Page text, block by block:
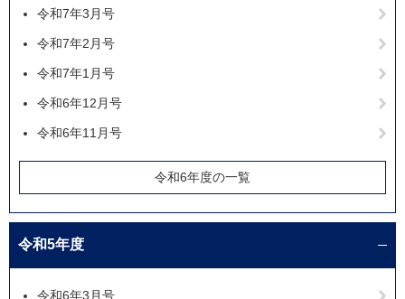
令和7年3月号
令和7年2月号
令和7年1月号
令和6年12月号
令和6年11月号
令和6年度の一覧
令和5年度
令和6年3月号